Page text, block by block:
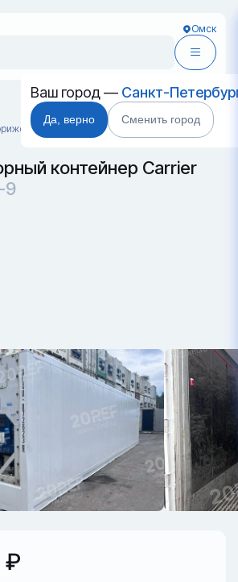
Омск
Ваш город — Санкт-
Да, верно Сменить город
контейнеры HLXU 872623-9
контейнер Carrier
9
₽